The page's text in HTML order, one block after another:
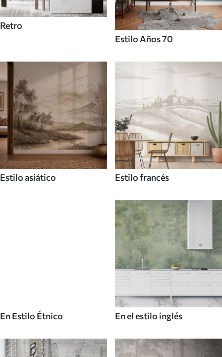
Retro
Estilo Años 70
Estilo asiático Estilo francés
En Estilo Étnico En el estilo inglés